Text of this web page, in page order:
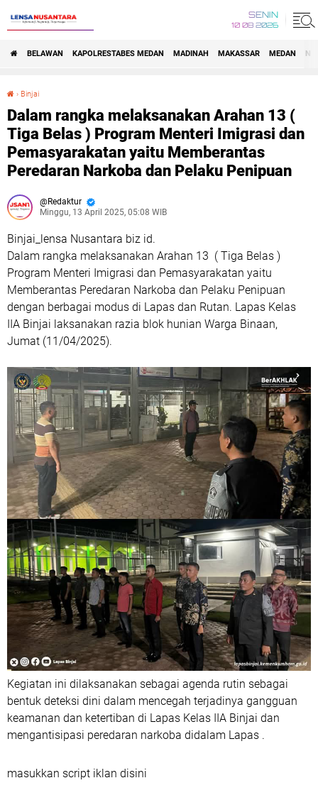
SENIN
10 08 2026
BELAWAN KAPOLRESTABES MEDAN MADINAH MAKASSAR MEDAN
› Binjai
Dalam rangka melaksanakan Arahan 13 (
Tiga Belas ) Program Menteri Imigrasi dan
Pemasyarakatan yaitu Memberantas
Peredaran Narkoba dan Pelaku Penipuan
Redaktur
Minggu, 13 April 2025, 05:08 WIB
Binjai_lensa Nusantara biz id.
Dalam rangka melaksanakan Arahan 13 ( Tiga Belas )
Program Menteri Imigrasi dan Pemasyarakatan yaitu
Memberantas Peredaran Narkoba dan Pelaku Penipuan
dengan berbagai modus di Lapas dan Rutan. Lapas Kelas
IIA Binjai laksanakan razia blok hunian Warga Binaan,
Jumat (11/04/2025).
Kegiatan ini dilaksanakan sebagai agenda rutin sebagai
bentuk deteksi dini dalam mencegah terjadinya gangguan
keamanan dan ketertiban di Lapas Kelas IIA Binjai dan
mengantisipasi peredaran narkoba didalam Lapas .
masukkan script iklan disini